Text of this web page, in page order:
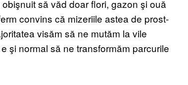
să văd doar flori, gazon şi ouă
convins că mizeriile astea de prost-
visăm să ne mutăm la vile
şi normal să ne transformăm parcurile